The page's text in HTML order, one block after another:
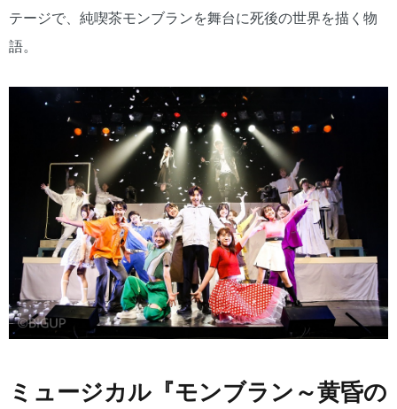
テージで、純喫茶モンブランを舞台に死後の世界を描く物
語。
ミュージカル『モンブラン～黄昏の